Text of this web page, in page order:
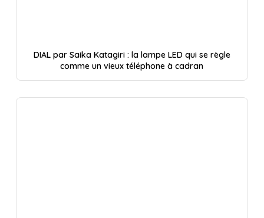
DIAL par Saika Katagiri : la lampe LED qui se règle
comme un vieux téléphone à cadran